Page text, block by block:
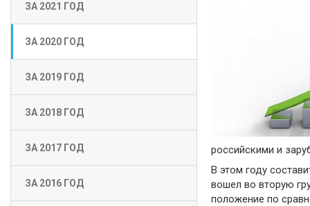
ЗА 2021 ГОД
ЗА 2020 ГОД
ЗА 2019 ГОД
ЗА 2018 ГОД
ЗА 2017 ГОД
ЗА 2016 ГОД
российскими и
В этом году
вошел во вторую
положение по